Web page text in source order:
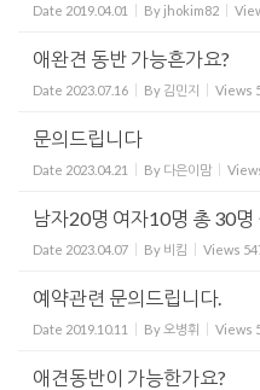
Date 2019.04.01 By jhokim82
애완견 동반 가능흔가요?
Date 2023.07.16 By 김민지 Views
문의드립니다
Date 2023.04.21 By 다은이맘
남자20명 여자10명 총 30명
Date 2023.04.07 By 비킴 Views
예약관련 문의드립니다.
Date 2019.10.11 By 오병휘 Views
애견동반이 가능한가요?